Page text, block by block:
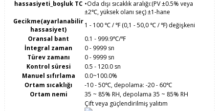
hassasiyeti_boşluk TC •Oda dışı sıcaklık aralığı:(PV ±0.5% veya
±2℃, yüksek olanı seç) ±1-hane
Gecikme(ayarlanabilir
hassasiyet)
1 - 100 ℃ / ℉ (0,1 - 50,0 ℃ / ℉) değişkeni
Oransal bant
0.1 - 999.9℃/℉
İntegral zaman
0 - 9999 sn
Türev zamanı
0 - 9999 sn
Kontrol süresi
0.5 - 120.0 sn
Manuel sıfırlama
0.0~100.0%
Ortam sıcaklığı
-10 - 50℃, depolama: -20 - 60℃
Ortam nemi
35 ~ 85% RH, depolama 35 ~ 85% RH
Çift veya güçlendirilmiş yalıtım